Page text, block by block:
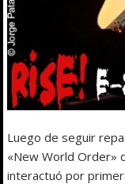
Luego de seguir
«New World Order»
interactuó por